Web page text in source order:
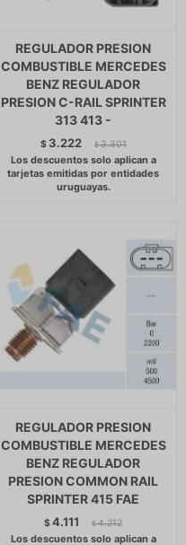
REGULADOR PRESION
COMBUSTIBLE MERCEDES
BENZ REGULADOR
PRESION C-RAIL SPRINTER
313 413 -
$ 3.222 $ 3.301
REGULADOR PRESION
COMBUSTIBLE MERCEDES
BENZ REGULADOR
PRESION COMMON RAIL
SPRINTER 415 FAE
$4.111 $ 4.212